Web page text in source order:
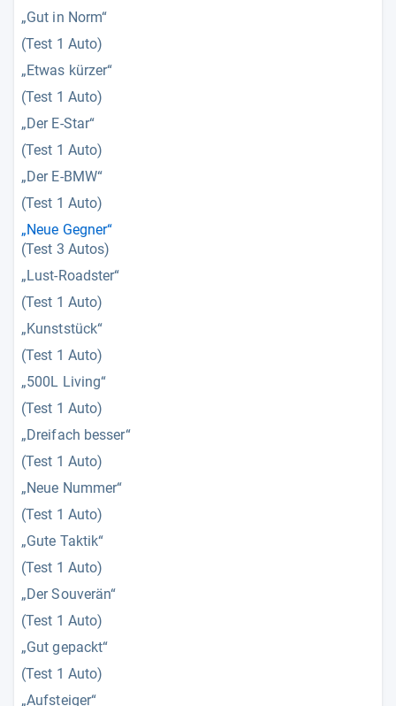
„Gut in Norm“
(Test 1 Auto)
„Etwas kürzer“
(Test 1 Auto)
„Der E-Star“
(Test 1 Auto)
„Der E-BMW“
(Test 1 Auto)
„Neue Gegner“
(Test 3 Autos)
„Lust-Roadster“
(Test 1 Auto)
„Kunststück“
(Test 1 Auto)
„500L Living“
(Test 1 Auto)
„Dreifach besser“
(Test 1 Auto)
„Neue Nummer“
(Test 1 Auto)
„Gute Taktik“
(Test 1 Auto)
„Der Souverän“
(Test 1 Auto)
„Gut gepackt“
(Test 1 Auto)
„Aufsteiger“